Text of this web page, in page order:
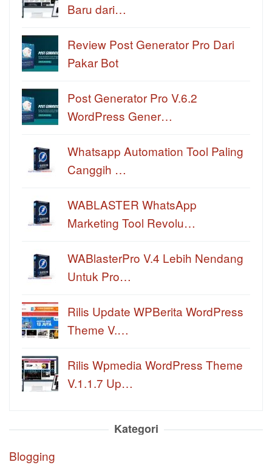
Baru dari…
Review Post Generator Pro Dari
Pakar Bot
Post Generator Pro V.6.2
WordPress Gener…
Whatsapp Automation Tool Paling
Canggih …
WABLASTER WhatsApp
Marketing Tool Revolu…
WABlasterPro V.4 Lebih Nendang
Untuk Pro…
Rilis Update WPBerita WordPress
Theme V.…
Rilis Wpmedia WordPress Theme
V.1.1.7 Up…
Kategori
Blogging